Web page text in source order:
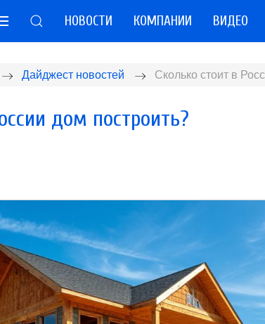
НОВОСТИ КОМПАНИИ ВИДЕО
Дайджест новостей Сколько стоит в
дом построить?